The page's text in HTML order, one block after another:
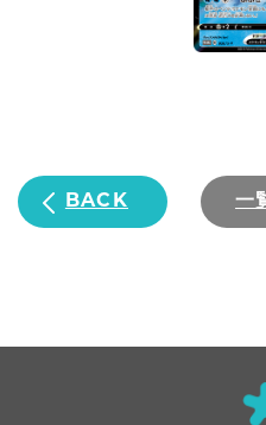
BACK 一